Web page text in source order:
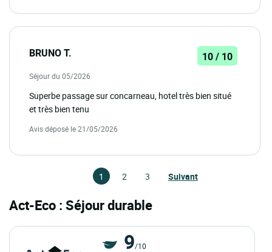
BRUNO T. 10 / 10
Séjour du 05/2026
Superbe passage sur concarneau, hotel très bien situé
et très bien tenu
Avis déposé le 21/05/2026
1 2 3 Suivant
Act-Eco : Séjour durable
9/10